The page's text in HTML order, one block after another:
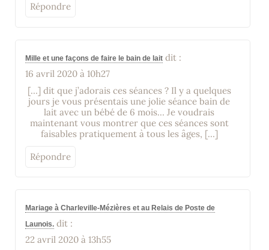
Répondre
Mille et une façons de faire le bain de lait dit :
16 avril 2020 à 10h27
[…] dit que j’adorais ces séances ? Il y a quelques
jours je vous présentais une jolie séance bain de
lait avec un bébé de 6 mois… Je voudrais
maintenant vous montrer que ces séances sont
faisables pratiquement à tous les âges, […]
Répondre
Mariage à Charleville-Mézières et au Relais de Poste de
Launois. dit :
22 avril 2020 à 13h55